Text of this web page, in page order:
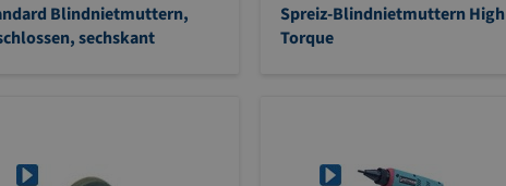
Blindnietmuttern,
sechskant
Spreiz-Blindnietmuttern High
Torque